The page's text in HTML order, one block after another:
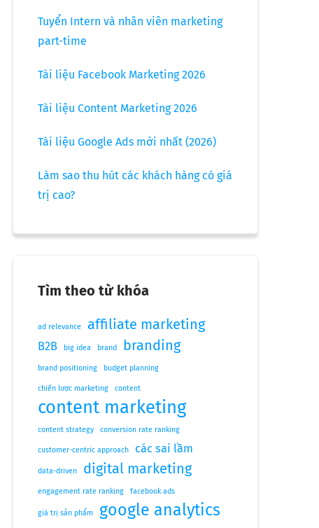
Tuyển Intern và nhân viên marketing
part-time
Tài liệu Facebook Marketing 2026
Tài liệu Content Marketing 2026
Tài liệu Google Ads mới nhất (2026)
Làm sao thu hút các khách hàng có giá
trị cao?
Tìm theo từ khóa
ad relevance affiliate marketing
B2B big idea brand branding
brand positioning budget planning
chiến lược marketing content
content marketing
content strategy conversion rate ranking
customer-centric approach các sai lầm
data-driven digital marketing
engagement rate ranking facebook ads
giá trị sản phẩm google analytics